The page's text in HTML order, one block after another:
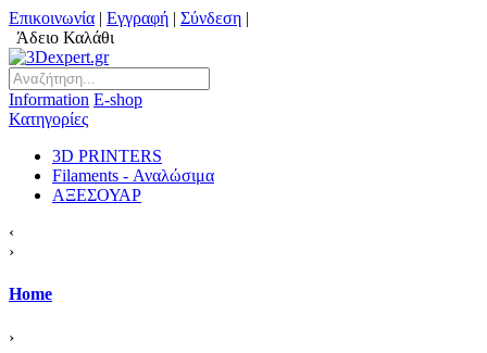
Επικοινωνία | Εγγραφή | Σύνδεση |
Άδειο Καλάθι
Information Ε-shop
Κατηγορίες
3D PRINTERS
Filaments - Αναλώσιμα
ΑΞΕΣΟΥΑΡ
‹
›
Home
›